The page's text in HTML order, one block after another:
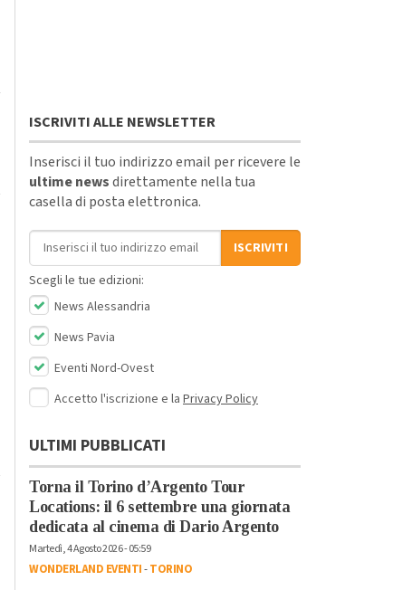
ISCRIVITI ALLE NEWSLETTER
Inserisci il tuo indirizzo email per ricevere le
ultime newsdirettamente nella tua
casella di posta elettronica.
Indirizzo email
ISCRIVITI
Scegli le tue edizioni:
News Alessandria
News Pavia
Eventi Nord-Ovest
Accetto l'iscrizione e la Privacy Policy
ULTIMI PUBBLICATI
Torna il Torino d’Argento Tour
Locations: il 6 settembre una giornata
dedicata al cinema di Dario Argento
Martedì, 4 Agosto 2026 - 05:59
WONDERLAND EVENTI-TORINO